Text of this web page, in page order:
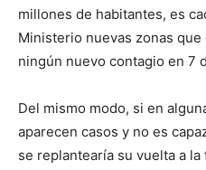
millones de habitantes, es
Ministerio nuevas zonas
ningún nuevo contagio en 7
Del mismo modo, si en
aparecen casos y no es
se replantearía su vuelta a la